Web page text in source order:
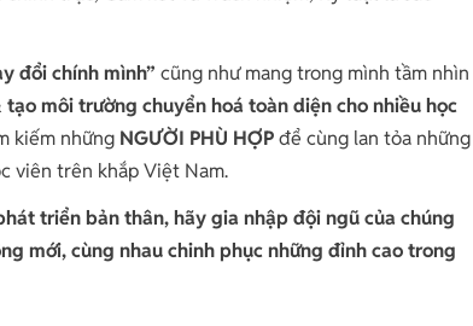
đổi chính mình” cũng như mang trong mình tầm nhìn
môi trường chuyển hoá toàn diện cho nhiều học
kiếm những NGƯỜI PHÙ HỢPđể cùng lan tỏa những
viên trên khắp Việt Nam.
triển bản thân, hãy gia nhập đội ngũ của chúng
mới, cùng nhau chinh phục những đỉnh cao trong